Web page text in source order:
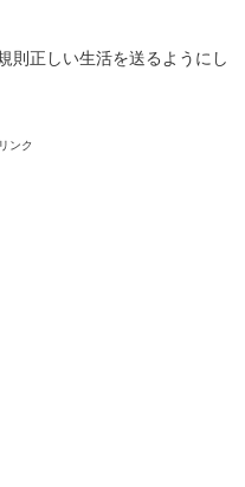
則正しい生活を送るようにし
ンク